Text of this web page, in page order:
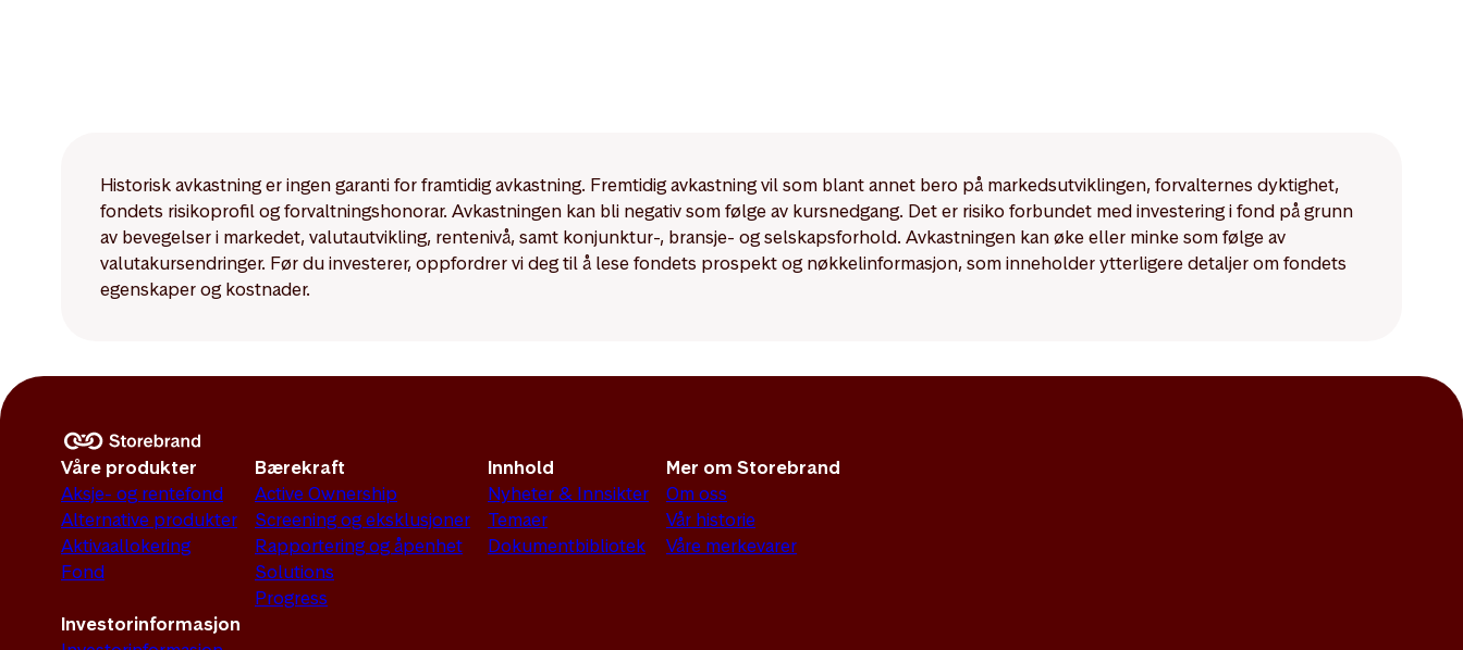
Historisk avkastning er ingen garanti for framtidig avkastning. Fremtidig avkastning vil som blant annet bero på markedsutviklingen, forvalternes dyktighet,
fondets risikoprofil og forvaltningshonorar. Avkastningen kan bli negativ som følge av kursnedgang. Det er risiko forbundet med investering i fond på grunn
av bevegelser i markedet, valutautvikling, rentenivå, samt konjunktur-, bransje- og selskapsforhold. Avkastningen kan øke eller minke som følge av
valutakursendringer. Før du investerer, oppfordrer vi deg til å lese fondets prospekt og nøkkelinformasjon, som inneholder ytterligere detaljer om fondets
egenskaper og kostnader.
Våre produkter
Aksje- og rentefond
Alternative produkter
Aktivaallokering
Fond
Bærekraft
Active Ownership
Screening og eksklusjoner
Rapportering og åpenhet
Solutions
Progress
Innhold
Nyheter & Innsikter
Temaer
Dokumentbibliotek
Mer om Storebrand
Om oss
Vår historie
Våre merkevarer
Investorinformasjon